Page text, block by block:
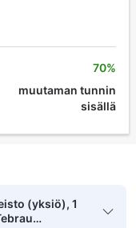
70%
muutaman tunnin
sisällä
(yksiö), 1